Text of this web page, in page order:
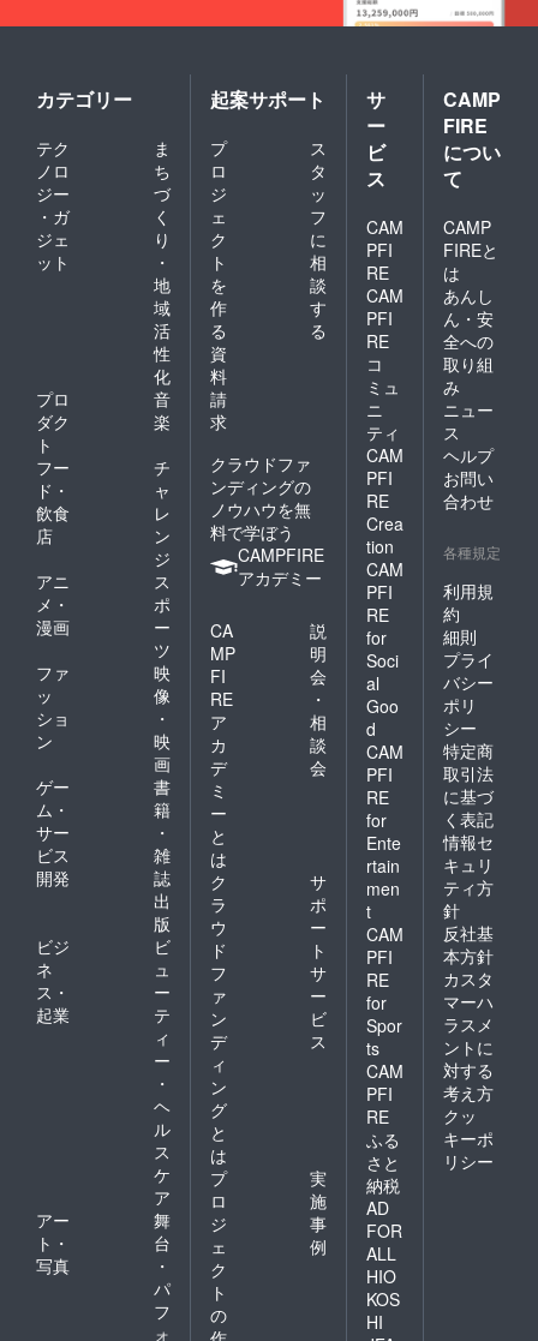
カテゴリー
テク
ノロ
ジー
・ガ
ジェ
ット
ま
ち
づ
く
り
・
地
域
活
性
化
プロ
ダク
ト
音
楽
フー
ド・
飲食
店
チ
ャ
レ
ン
ジ
アニ
メ・
漫画
ス
ポ
ー
ツ
ファ
ッ
ショ
ン
映
像
・
映
画
ゲー
ム・
サー
ビス
開発
書
籍
・
雑
誌
出
版
ビジ
ネ
ス・
起業
ビ
ュ
ー
テ
ィ
ー
・
ヘ
ル
ス
ケ
ア
アー
ト・
写真
舞
台
・
パ
フ
ォ
起案サポート
プ
ロ
ジ
ェ
ク
ト
を
作
る
ス
タ
ッ
フ
に
相
談
す
る
資
料
請
求
クラウドファ
ンディングの
ノウハウを無
料で学ぼう
CAMPFIRE
アカデミー
CA
MP
FI
RE
ア
カ
デ
ミ
ー
と
は
説
明
会
・
相
談
会
ク
ラ
ウ
ド
フ
ァ
ン
デ
ィ
ン
グ
と
は
サ
ポ
ー
ト
サ
ー
ビ
ス
プ
ロ
ジ
ェ
ク
ト
の
実
施
事
例
サ
ー
ビ
ス
CAM
PFI
RE
CAM
PFI
RE
コ
ミュ
ニ
ティ
CAM
PFI
RE
Crea
tion
CAM
PFI
RE
for
Soci
al
Goo
d
CAM
PFI
RE
for
Ente
rtain
men
t
CAM
PFI
RE
for
Spor
ts
CAM
PFI
RE
ふる
さと
納税
AD
FOR
ALL
HIO
KOS
HI
CAMP
FIRE
につい
て
CAMP
FIREと
は
あんし
ん・安
全への
取り組
み
ニュー
ス
ヘルプ
お問い
合わせ
各種規定
利用規
約
細則
プライ
バシー
ポリ
シー
特定商
取引法
に基づ
く表記
情報セ
キュリ
ティ方
針
反社基
本方針
カスタ
マーハ
ラスメ
ントに
対する
考え方
クッ
キーポ
リシー